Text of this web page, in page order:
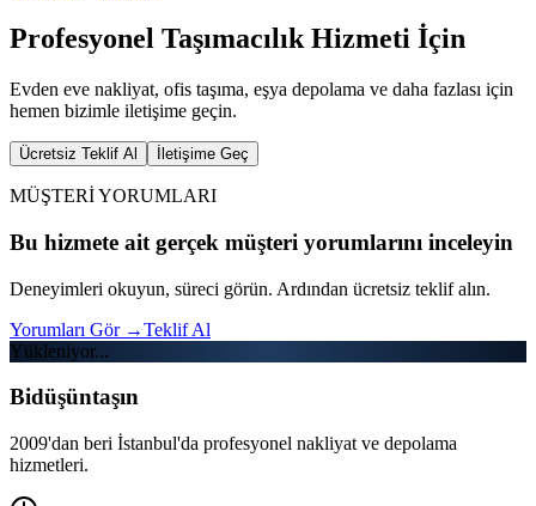
Profesyonel Taşımacılık Hizmeti İçin
Evden eve nakliyat, ofis taşıma, eşya depolama ve daha fazlası için
hemen bizimle iletişime geçin.
Ücretsiz Teklif Al İletişime Geç
MÜŞTERİ YORUMLARI
Bu hizmete ait gerçek müşteri yorumlarını inceleyin
Deneyimleri okuyun, süreci görün. Ardından ücretsiz teklif alın.
Yorumları Gör →Teklif Al
Yükleniyor...
Bidüşüntaşın
2009'dan beri İstanbul'da profesyonel nakliyat ve depolama
hizmetleri.